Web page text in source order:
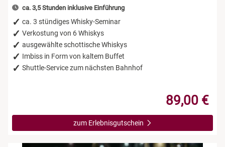
ca. 3,5 Stunden inklusive Einführung
ca. 3 stündiges Whisky-Seminar
Verkostung von 6 Whiskys
ausgewählte schottische Whiskys
Imbiss in Form von kaltem Buffet
Shuttle-Service zum nächsten Bahnhof
89,00 €
zum Erlebnisgutschein